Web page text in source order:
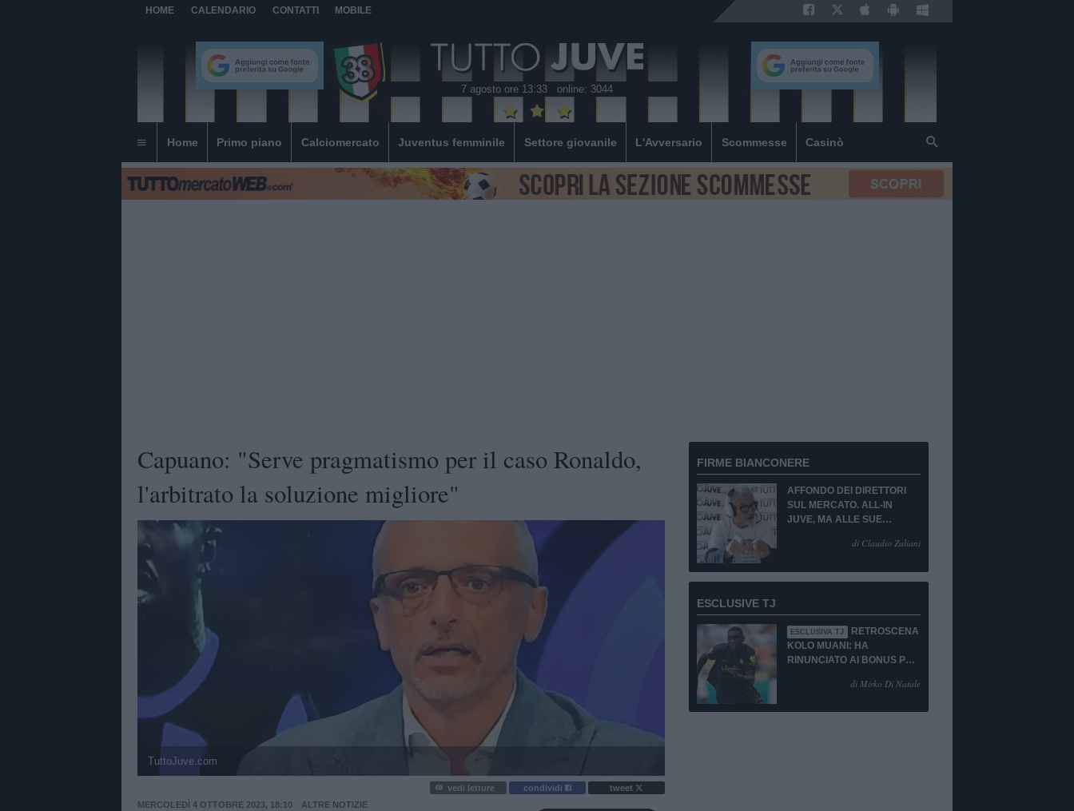
HOME CALENDARIO CONTATTI MOBILE
7 agosto ore 13:33 online: 3044
Home Primo piano Calciomercato Juventus femminile Settore giovanile L'Avversario Scommesse Casinò
Capuano: "Serve pragmatismo per il caso Ronaldo,
l'arbitrato la soluzione migliore"
TuttoJuve.com
vedi letture condividi
tweet
MERCOLEDÌ 4 OTTOBRE 2023, 18:10
ALTRE NOTIZIE
FIRME BIANCONERE
AFFONDO DEI DIRETTORI
SUL MERCATO. ALL-IN
JUVE, MA ALLE SUE
di Claudio Zuliani
ESCLUSIVE TJ
ESCLUSIVA TJ
RETROSCENA
KOLO MUANI: HA
RINUNCIATO AI BONUS PUR
di Mirko Di Natale